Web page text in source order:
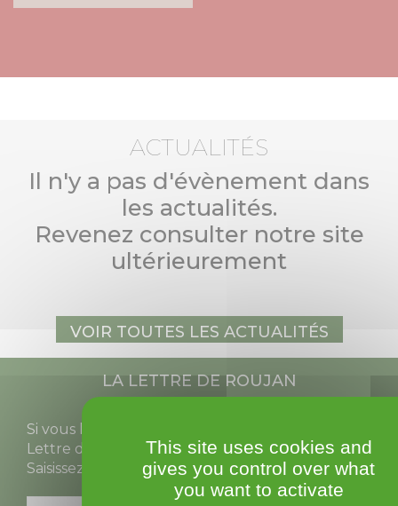
ACTUALITÉS
Il n'y a pas d'évènement dans
les actualités.
Revenez consulter notre site
ultérieurement
Voir toutes les actualités
La Lettre de Roujan
Si vous le souhaitez vous pouvez recevoir La
Lettre de Roujan sur votre adresse courriel.
Saisissez-là ci-dessous.
This site uses cookies and
gives you control over what
you want to activate